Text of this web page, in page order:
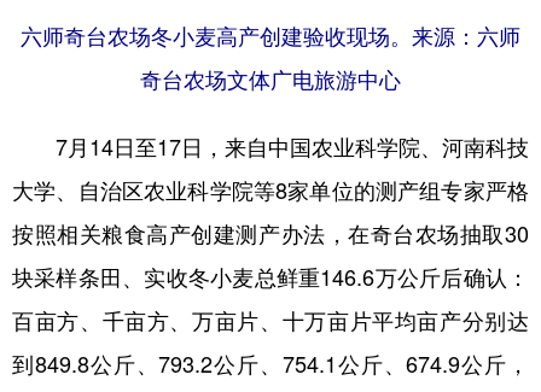
六师奇台农场冬小麦高产创建验收现场。来源：六师
奇台农场文体广电旅游中心
7月14日至17日，来自中国农业科学院、河南科技
大学、自治区农业科学院等8家单位的测产组专家严格
按照相关粮食高产创建测产办法，在奇台农场抽取30
块采样条田、实收冬小麦总鲜重146.6万公斤后确认：
百亩方、千亩方、万亩片、十万亩片平均亩产分别达
到849.8公斤、793.2公斤、754.1公斤、674.9公斤，